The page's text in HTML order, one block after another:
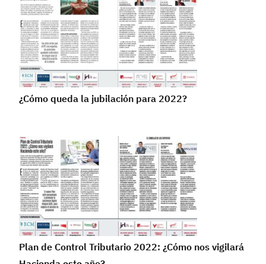
¿Cómo queda la jubilación para 2022?
Plan de Control Tributario 2022: ¿Cómo nos vigilará